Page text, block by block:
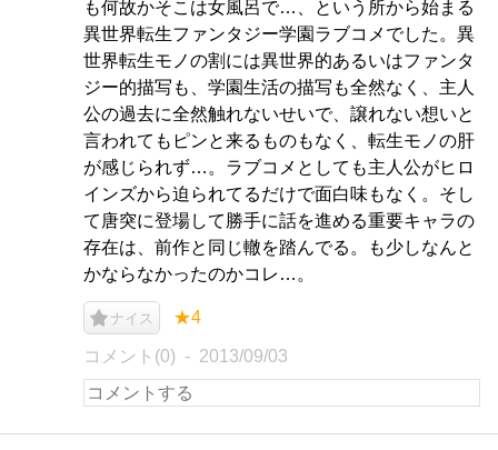
も何故かそこは女風呂で…、という所から始まる
異世界転生ファンタジー学園ラブコメでした。異
世界転生モノの割には異世界的あるいはファンタ
ジー的描写も、学園生活の描写も全然なく、主人
公の過去に全然触れないせいで、譲れない想いと
言われてもピンと来るものもなく、転生モノの肝
が感じられず…。ラブコメとしても主人公がヒロ
インズから迫られてるだけで面白味もなく。そし
て唐突に登場して勝手に話を進める重要キャラの
存在は、前作と同じ轍を踏んでる。も少しなんと
かならなかったのかコレ…。
ナイス ★4
コメント(0) 2013/09/03